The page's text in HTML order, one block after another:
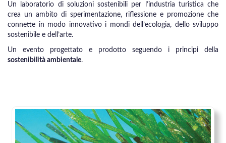
Un laboratorio di soluzioni sostenibili per l’industria turistica che
crea un ambito di sperimentazione, riflessione e promozione che
connette in modo innovativo i mondi dell’ecologia, dello sviluppo
sostenibile e dell’arte.
Un evento progettato e prodotto seguendo i principi della
sostenibilità ambientale.